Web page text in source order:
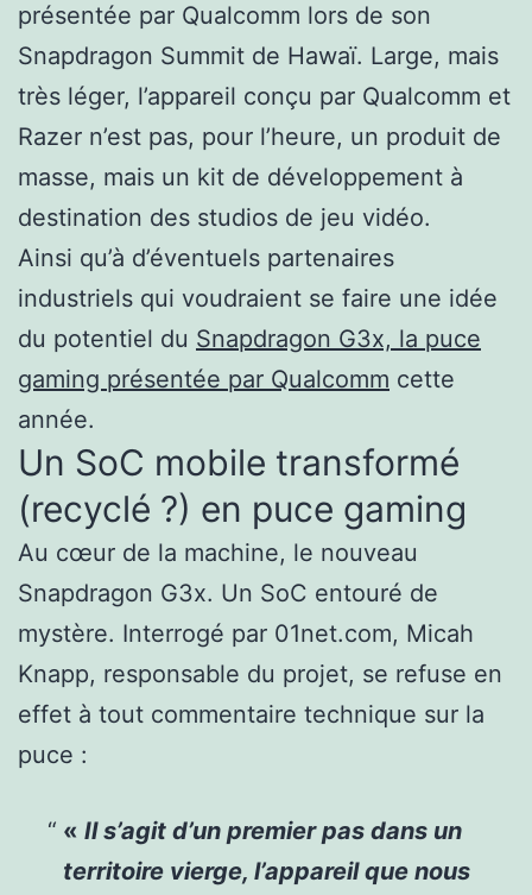
présentée par Qualcomm lors de son
Snapdragon Summit de Hawaï. Large, mais
très léger, l’appareil conçu par Qualcomm et
Razer n’est pas, pour l’heure, un produit de
masse, mais un kit de développement à
destination des studios de jeu vidéo.
Ainsi qu’à d’éventuels partenaires
industriels qui voudraient se faire une idée
du potentiel du Snapdragon G3x, la puce
gaming présentée par Qualcomm cette
année.
Un SoC mobile transformé
(recyclé ?) en puce gaming
Au cœur de la machine, le nouveau
Snapdragon G3x. Un SoC entouré de
mystère. Interrogé par 01net.com, Micah
Knapp, responsable du projet, se refuse en
effet à tout commentaire technique sur la
puce :
« Il s’agit d’un premier pas dans un
territoire vierge, l’appareil que nous